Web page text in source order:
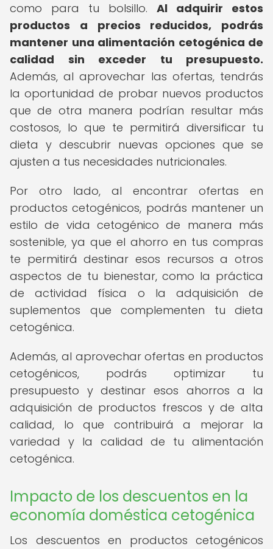
como para tu bolsillo. Al adquirir estos
productos a precios reducidos, podrás
mantener una alimentación cetogénica de
calidad sin exceder tu presupuesto.
Además, al aprovechar las ofertas, tendrás
la oportunidad de probar nuevos productos
que de otra manera podrían resultar más
costosos, lo que te permitirá diversificar tu
dieta y descubrir nuevas opciones que se
ajusten a tus necesidades nutricionales.
Por otro lado, al encontrar ofertas en
productos cetogénicos, podrás mantener un
estilo de vida cetogénico de manera más
sostenible, ya que el ahorro en tus compras
te permitirá destinar esos recursos a otros
aspectos de tu bienestar, como la práctica
de actividad física o la adquisición de
suplementos que complementen tu dieta
cetogénica.
Además, al aprovechar ofertas en productos
cetogénicos, podrás optimizar tu
presupuesto y destinar esos ahorros a la
adquisición de productos frescos y de alta
calidad, lo que contribuirá a mejorar la
variedad y la calidad de tu alimentación
cetogénica.
Impacto de los descuentos en la
economía doméstica cetogénica
Los descuentos en productos cetogénicos